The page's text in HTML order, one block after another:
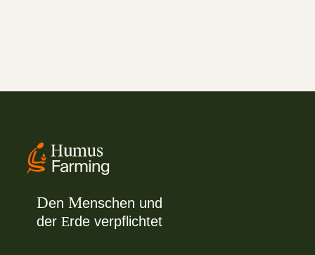
DenMenschen und
derErde verpflichtet